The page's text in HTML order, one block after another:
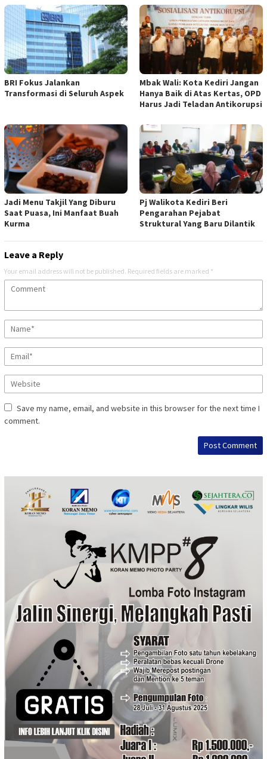
BRI Fokus Jalankan
Transformasi di Seluruh Aspek
Mbak Wali: Kota Kediri Jangan
Hanya Baik di Atas Kertas, OPD
Harus Jadi Teladan Antikorupsi
Jadi Menu Takjil Yang Diburu
Saat Puasa, Ini Manfaat Buah
Kurma
Pj Walikota Kediri Beri
Pengarahan Pejabat
Struktural Yang Baru Dilantik
Leave a Reply
Your email address will not be published. Required fields are marked *
Save my name, email, and website in this browser for the next time I
comment.